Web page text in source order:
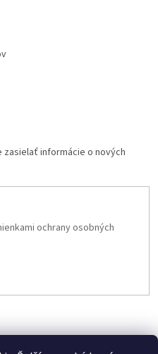
zasielať informácie o nových
ochrany osobných